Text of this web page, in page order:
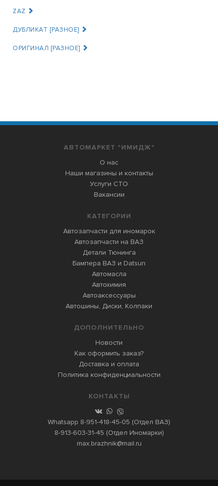
ZAZ
ДУБЛИКАТ [РАЗНОЕ]
ОРИГИНАЛ [РАЗНОЕ]
АВТОМАРКЕТ "ИМИДЖ"
О нас
Наши магазины и контакты
Услуги СТО
Вакансии
КАТЕГОРИИ
Автозапчасти для иномарок
Автозапчасти на ВАЗ
Детали Тюнинга
Бампера ВАЗ и Datsun
Автомасла
Автохимия
Автоаксессуары
Автошины, Диски, Колпаки
ДОПОЛНИТЕЛЬНО
Новости
Как оформить заказ?
Доставка и оплата
Политика конфиденциальности
КОНТАКТЫ
Whatsapp 8-951-418-45-05 (Отдел ВАЗ)
8-913-603-31-45 (Отдел Иномарки)
max.brazhnik@mail.ru